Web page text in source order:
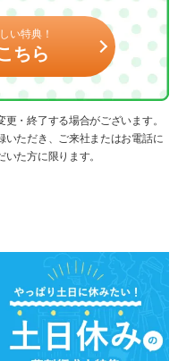
い特典！
ちら
・終了する場合がございます。
ただき、ご来社またはお電話に
た方に限ります。